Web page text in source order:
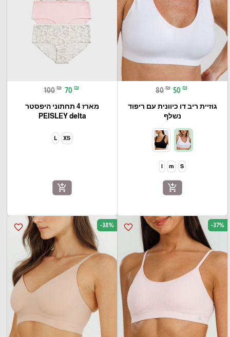
80 ₪ 50 ₪
גוזיית ריב דו כיוונית עם ריפוד
נשלף
S
m
l
add_shopping_cart
100 ₪ 70 ₪
מארז 4 תחתוני היפסטר
PEISLEY delta
XS
L
add_shopping_cart
favorite_border -37%
favorite_border -38%